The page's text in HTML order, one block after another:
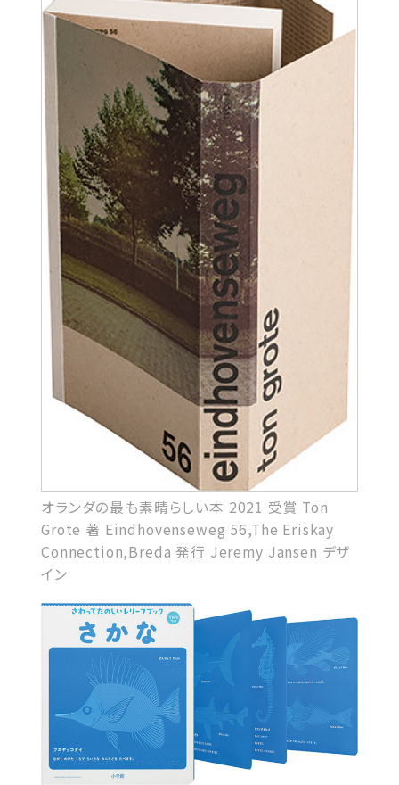
オランダの最も素晴らしい本 2021 受賞 Ton
Grote 著 Eindhovenseweg 56,The Eriskay
Connection,Breda 発行 Jeremy Jansen デザ
イン